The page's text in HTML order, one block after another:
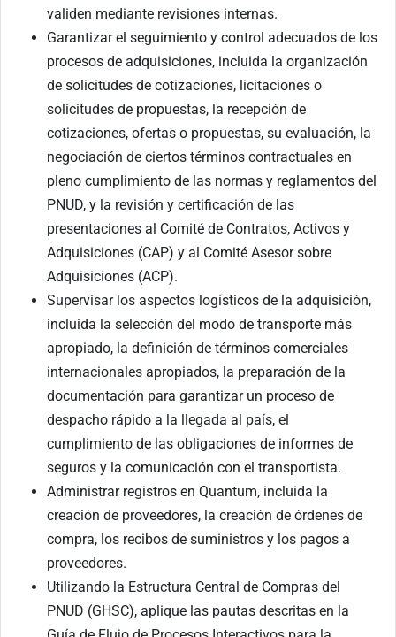
validen mediante revisiones internas.
Garantizar el seguimiento y control adecuados de los
procesos de adquisiciones, incluida la organización
de solicitudes de cotizaciones, licitaciones o
solicitudes de propuestas, la recepción de
cotizaciones, ofertas o propuestas, su evaluación, la
negociación de ciertos términos contractuales en
pleno cumplimiento de las normas y reglamentos del
PNUD, y la revisión y certificación de las
presentaciones al Comité de Contratos, Activos y
Adquisiciones (CAP) y al Comité Asesor sobre
Adquisiciones (ACP).
Supervisar los aspectos logísticos de la adquisición,
incluida la selección del modo de transporte más
apropiado, la definición de términos comerciales
internacionales apropiados, la preparación de la
documentación para garantizar un proceso de
despacho rápido a la llegada al país, el
cumplimiento de las obligaciones de informes de
seguros y la comunicación con el transportista.
Administrar registros en Quantum, incluida la
creación de proveedores, la creación de órdenes de
compra, los recibos de suministros y los pagos a
proveedores.
Utilizando la Estructura Central de Compras del
PNUD (GHSC), aplique las pautas descritas en la